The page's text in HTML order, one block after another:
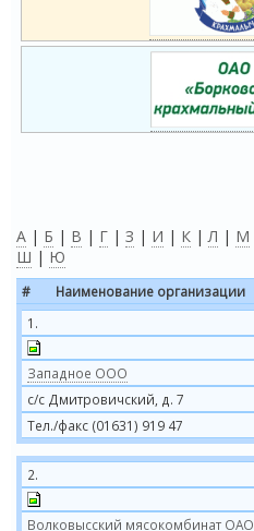
А | Б | В | Г | З | И | К |Л | М
Ш | Ю
# Наименование организации
1.
Западное ООО
с/с Дмитровичский, д. 7
Тел./факс (01631) 919 47
2.
Волковысский мясокомбинат ОАО